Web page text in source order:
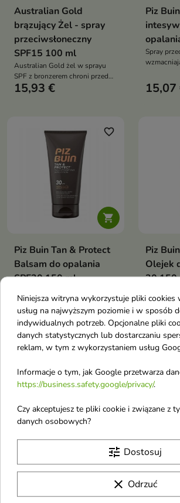
Australian Gold
brązujący Żel - spray
przeciwsłoneczny
SPF15 100 ml
Australian Gold żel w sprayu
SPF z bronzerem chroni przed
UVA/UVB, szybko się wchłania,
15,93 €
Piz
Spray
UVA i
wspierając
nawilża,
uzyskać
15,07

favorite_border
Piz Buin Tan & Protect
Balsam do opalania
SPF30 150 ml
przyspieszające opalanie chroni
skórę przed promieniowaniem
UVA i UVB, jednocześnie
wspierając naturalny proces
opalania. Formuła z technologią
Illumitone™ i witaminą E
intensywniejszy odcień skóry,
nawilża i pielęgnuje podczas
15,07 €
Piz
Olejek
30 150
ochronę
efektem
naturalnej
witaminą
pomaga
miękkie
15,07

Piz Buin Allergy
Balsam do opalania dla
Nivea
Niniejsza witryna wykorzystuje pliki cookies
usług na najwyższym poziomie i w sposób
indywidualnych potrzeb. Opcjonalne pliki
danych statystycznych lub dostarczaniu
reklam, w tym z wykorzystaniem usług
Informacje o tym, jak Google przetwarza
https://business.safety.google/privacy/.
Czy akceptujesz te pliki cookie i związane z
danych osobowych?
tune Dostosuj
clear Odrzuć